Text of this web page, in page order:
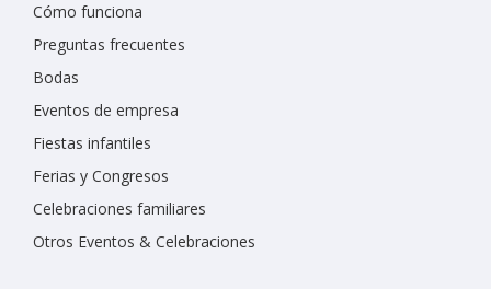
Cómo funciona
Preguntas frecuentes
Bodas
Eventos de empresa
Fiestas infantiles
Ferias y Congresos
Celebraciones familiares
Otros Eventos & Celebraciones